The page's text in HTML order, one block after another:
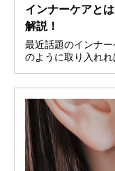
インナーケアと
解説！
最近話題のインナ
のように取り入れ